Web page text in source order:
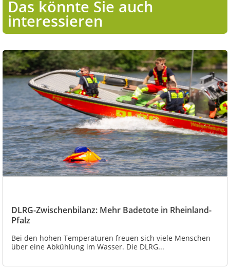
Das könnte Sie auch
interessieren
DLRG-Zwischenbilanz: Mehr Badetote in Rheinland-
Pfalz
Bei den hohen Temperaturen freuen sich viele Menschen
über eine Abkühlung im Wasser. Die DLRG...